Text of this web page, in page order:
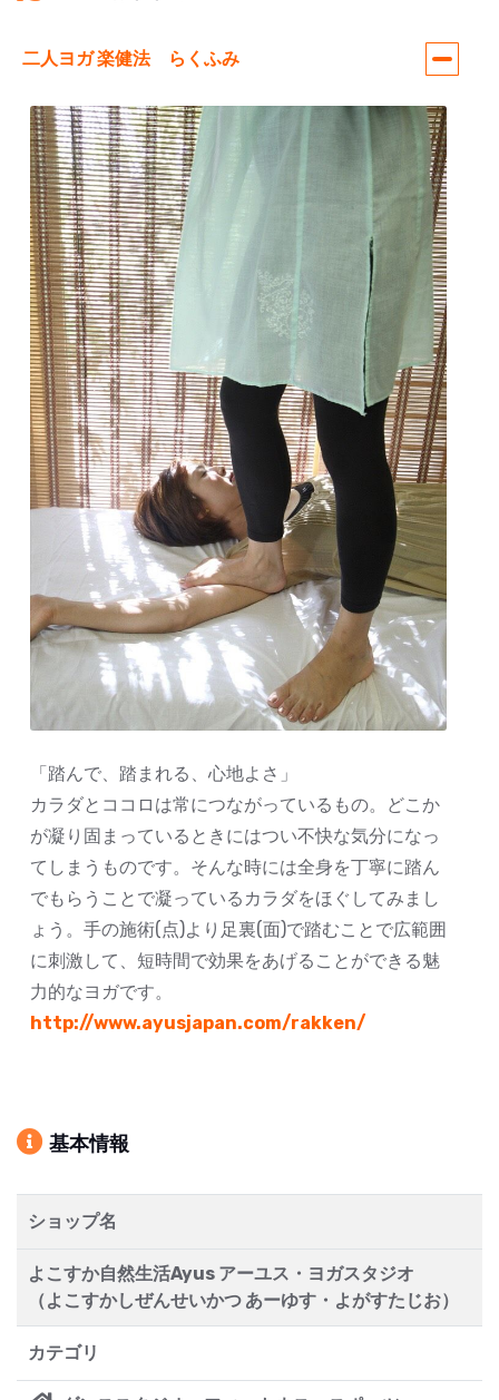
二人ヨガ 楽健法 らくふみ
「踏んで、踏まれる、心地よさ」
カラダとココロは常につながっているもの。どこか
が凝り固まっているときにはつい不快な気分になっ
てしまうものです。そんな時には全身を丁寧に踏ん
でもらうことで凝っているカラダをほぐしてみまし
ょう。手の施術(点)より足裏(面)で踏むことで広範囲
に刺激して、短時間で効果をあげることができる魅
力的なヨガです。
http://www.ayusjapan.com/rakken/
基本情報
ショップ名
よこすか自然生活Ayus アーユス・ヨガスタジオ
（よこすかしぜんせいかつ あーゆす・よがすたじお）
カテゴリ